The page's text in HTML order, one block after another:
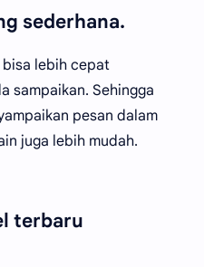
sederhana.
lebih cepat
sampaikan. Sehingga
pesan dalam
juga lebih mudah.
terbaru